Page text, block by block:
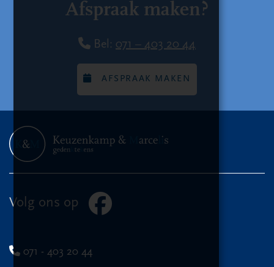
Afspraak maken?
Bel: 071 – 403 20 44
AFSPRAAK MAKEN
Volg ons op
071 - 403 20 44